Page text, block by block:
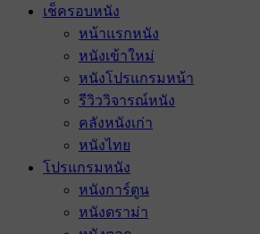
เช็ครอบหนัง
หน้าแรกหนัง
หนังเข้าใหม่
หนังโปรแกรมหน้า
รีวิววิจารณ์หนัง
คลังหนังเก่า
หนังไทย
โปรแกรมหนัง
หนังการ์ตูน
หนังดราม่า